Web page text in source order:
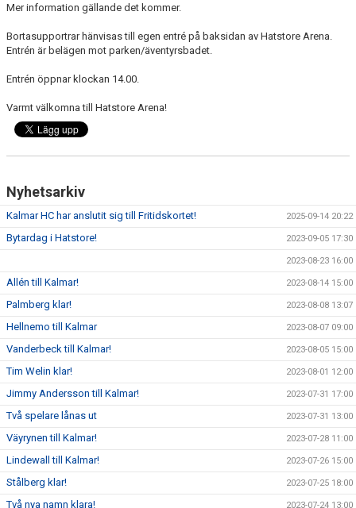
Mer information gällande det kommer.
Bortasupportrar hänvisas till egen entré på baksidan av Hatstore Arena.
Entrén är belägen mot parken/äventyrsbadet.
Entrén öppnar klockan 14.00.
Varmt välkomna till Hatstore Arena!
Nyhetsarkiv
Kalmar HC har anslutit sig till Fritidskortet! 2025-09-14 20:22
Bytardag i Hatstore! 2023-09-05 17:30
2023-08-23 16:00
Allén till Kalmar! 2023-08-14 15:00
Palmberg klar! 2023-08-08 13:07
Hellnemo till Kalmar 2023-08-07 09:00
Vanderbeck till Kalmar! 2023-08-05 15:00
Tim Welin klar! 2023-08-01 12:00
Jimmy Andersson till Kalmar! 2023-07-31 17:00
Två spelare lånas ut 2023-07-31 13:00
Väyrynen till Kalmar! 2023-07-28 11:00
Lindewall till Kalmar! 2023-07-26 15:00
Stålberg klar! 2023-07-25 18:00
Två nya namn klara! 2023-07-24 13:00